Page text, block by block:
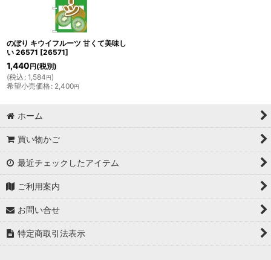
のぼり キウイフルーツ 甘くて美味し
い 26571 [26571]
1,440 円 (税別)
(税込 : 1,584円)
希望小売価格: 2,400円
ホーム
買い物かご
最近チェックしたアイテム
ご利用案内
お問い合せ
特定商取引法表示